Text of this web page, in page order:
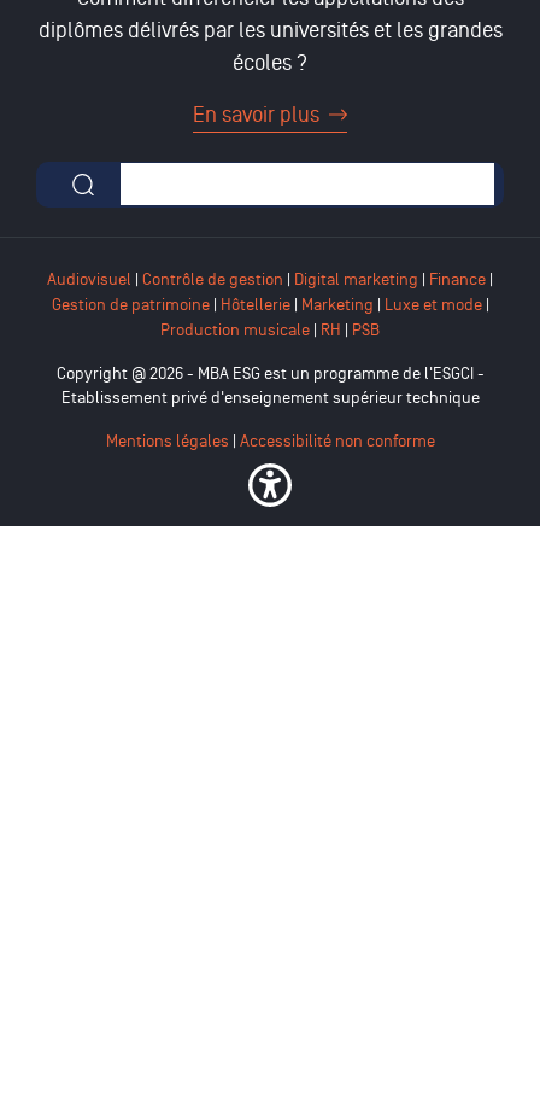
diplômes délivrés par les universités et les grandes
écoles ?
En savoir plus
Formulaire de recherche
Audiovisuel | Contrôle de gestion | Digital marketing | Finance |
Gestion de patrimoine| Hôtellerie| Marketing | Luxe et mode|
Production musicale | RH | PSB
Copyright @ 2026 - MBA ESG est un programme de l'ESGCI -
Etablissement privé d'enseignement supérieur technique
Mentions légales | Accessibilité non conforme